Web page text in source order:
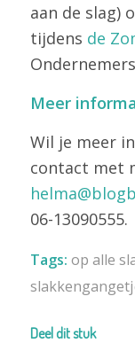
aan de slag)
tijdens de
Meer
Wil je meer
contact met
06-13090555.
Tags: op alle
Deel dit stuk